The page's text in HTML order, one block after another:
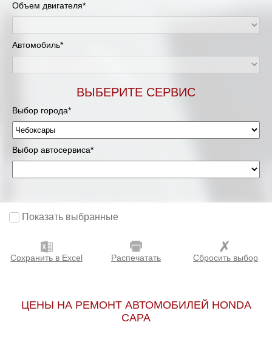
Объем двигателя*
Автомобиль*
ВЫБЕРИТЕ СЕРВИС
Выбор города*
Выбор автосервиса*
Показать выбранные
Сохранить в Excel Распечатать Сбросить выбор
ЦЕНЫ НА РЕМОНТ АВТОМОБИЛЕЙ HONDA
CAPA